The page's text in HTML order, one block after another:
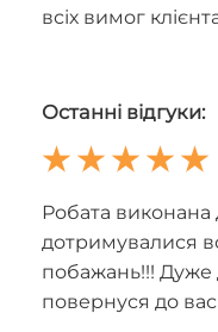
всіх вимог
Останні відгуки:
Робата
дотримувалися
побажань!!!
повернуся до